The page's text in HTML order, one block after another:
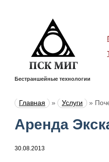
Бестраншейные технологии
Главная » Услуги »
Аренда
30.08.2013